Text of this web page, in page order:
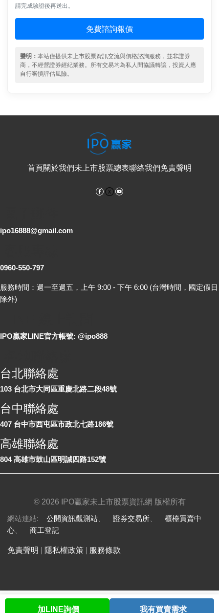
股票查詢 與我聯繫 會員中心
請完成驗證後再送出。
免費諮詢報價
聲明： 本站僅提供未上市股票資訊交流與價格諮詢服務，並非證券
商，不經營證券經紀業務。所有交易均為私人間協議轉讓，投資人應
自行審慎評估風險。
首頁關於我們未上市股票總表聯絡我們免責聲明
Facebook
ipo16888@gmail.com
0960-550-797
服務時間：週一至週五，上午 9:00 - 下午 6:00 (台灣時間，國定假日
除外)
IPO贏家LINE官方帳號: @ipo888
台北聯絡處
103 台北市大同區重慶北路二段48號
台中聯絡處
407 台中市西屯區市政北七路186號
高雄聯絡處
804 高雄市鼓山區明誠四路152號
© 2026 IPO贏家未上市股票資訊網 版權所有
網站連結: 公開資訊觀測站 證券交易所
櫃檯買賣中
心
商工登記
免責聲明 隱私權政策 服務條款
加LINE詢價 我有買賣需求